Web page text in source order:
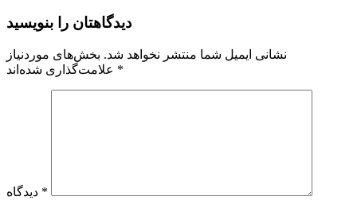
دیدگاهتان را بنویسید
نشانی ایمیل شما منتشر نخواهد شد. بخش‌های موردنیاز
*
*